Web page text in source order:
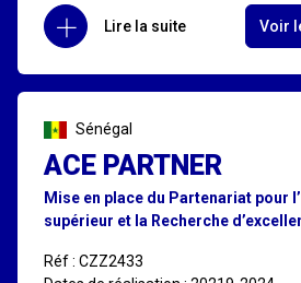
Lire la suite Voir
Sénégal
ACE PARTNER
Mise en place du Partenariat pour
supérieur et la Recherche
Réf : CZZ2433